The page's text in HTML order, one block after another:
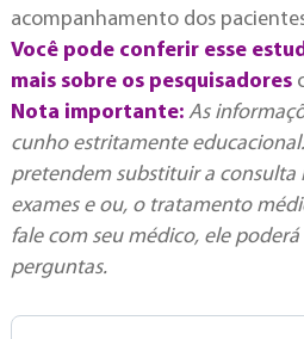
acompanhamento dos
Você pode conferir esse
mais sobre os pesquisadores
Nota importante: As
cunho estritamente
pretendem substituir a consulta
exames e ou, o tratamento
fale com seu médico, ele poderá
perguntas.